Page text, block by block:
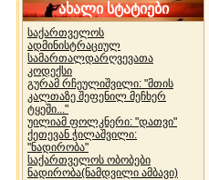
ახალი სტატიები
საქართველოს
ადმინისტრაციულ
სამართალდარღვევათა
კოდექსი
გურამ რჩეულიშვილი: "მთის
კალთაზე შეფენილ მეჩხერ
ტყეში..."
უილიამ ფოლკნერი: "დათვი"
ქეთევან ჭილაშვილი:
"ნადირობა"
საქართველოს ობობები
ნადირობა(ნამდვილი ამბავი)